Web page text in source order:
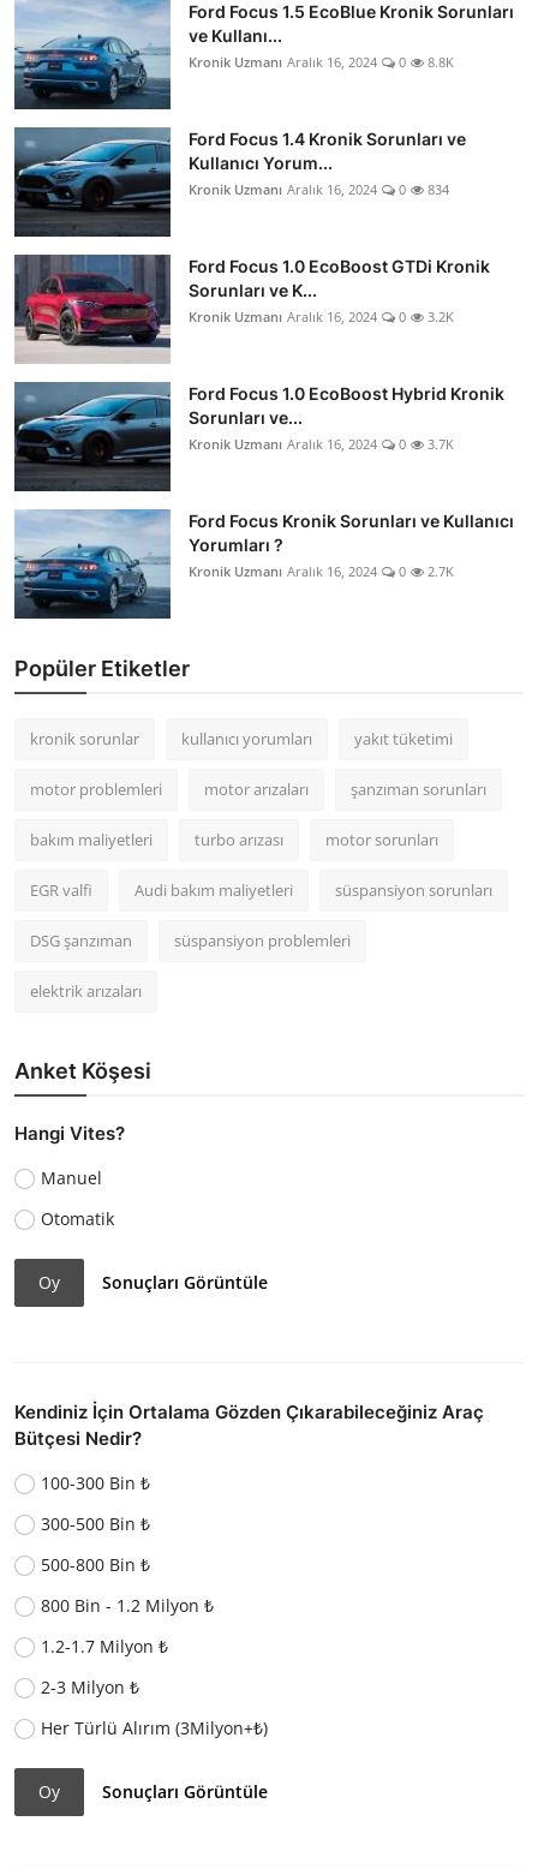
Ford Focus 1.5 EcoBlue Kronik Sorunları
ve Kullanı...
Kronik Uzmanı Aralık 16, 2024 0 8.8K
Ford Focus 1.4 Kronik Sorunları ve
Kullanıcı Yorum...
Kronik Uzmanı Aralık 16, 2024 0 834
Ford Focus 1.0 EcoBoost GTDi Kronik
Sorunları ve K...
Kronik Uzmanı Aralık 16, 2024 0 3.2K
Ford Focus 1.0 EcoBoost Hybrid Kronik
Sorunları ve...
Kronik Uzmanı Aralık 16, 2024 0 3.7K
Ford Focus Kronik Sorunları ve Kullanıcı
Yorumları ?
Kronik Uzmanı Aralık 16, 2024 0 2.7K
Popüler Etiketler
kronik sorunlar kullanıcı yorumları yakıt tüketimi
motor problemleri motor arızaları şanzıman sorunları
bakım maliyetleri turbo arızası motor sorunları
EGR valfi Audi bakım maliyetleri süspansiyon sorunları
DSG şanzıman süspansiyon problemleri
elektrik arızaları
Anket Köşesi
Hangi Vites?
Manuel
Otomatik
Oy Sonuçları Görüntüle
Kendiniz İçin Ortalama Gözden Çıkarabileceğiniz Araç
Bütçesi Nedir?
100-300 Bin ₺
300-500 Bin ₺
500-800 Bin ₺
800 Bin - 1.2 Milyon ₺
1.2-1.7 Milyon ₺
2-3 Milyon ₺
Her Türlü Alırım (3Milyon+₺)
Oy Sonuçları Görüntüle